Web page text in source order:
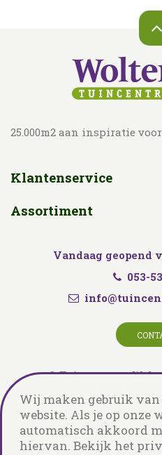
25.000m2 aan inspiratie
Klantenservice
Assortiment
Vandaag geopend
053-
© Tuincentrum
Wij maken gebruik van
website. Als je op onze
automatisch akkoord
hiervan. Bekijk het